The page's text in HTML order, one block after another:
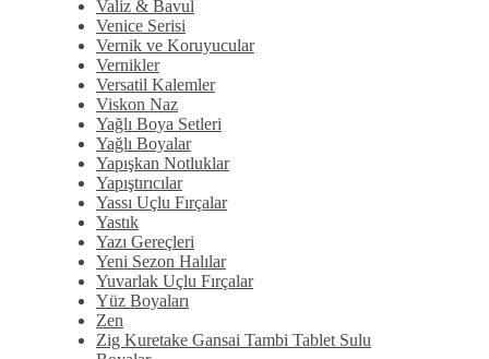
Valiz & Bavul
Venice Serisi
Vernik ve Koruyucular
Vernikler
Versatil Kalemler
Viskon Naz
Yağlı Boya Setleri
Yağlı Boyalar
Yapışkan Notluklar
Yapıştırıcılar
Yassı Uçlu Fırçalar
Yastık
Yazı Gereçleri
Yeni Sezon Halılar
Yuvarlak Uçlu Fırçalar
Yüz Boyaları
Zen
​Zig Kuretake Gansai Tambi Tablet Sulu